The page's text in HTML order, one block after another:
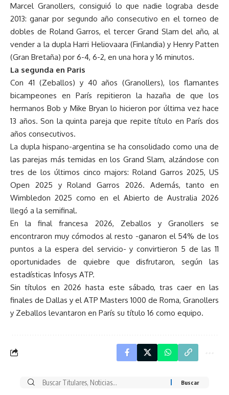
Marcel Granollers, consiguió lo que nadie lograba desde
2013: ganar por segundo año consecutivo en el torneo de
dobles de Roland Garros, el tercer Grand Slam del año, al
vender a la dupla Harri Heliovaara (Finlandia) y Henry Patten
(Gran Bretaña) por 6-4, 6-2, en una hora y 16 minutos.
La segunda en Paris
Con 41 (Zeballos) y 40 años (Granollers), los flamantes
bicampeones en París repitieron la hazaña de que los
hermanos Bob y Mike Bryan lo hicieron por última vez hace
13 años. Son la quinta pareja que repite título en París dos
años consecutivos.
La dupla hispano-argentina se ha consolidado como una de
las parejas más temidas en los Grand Slam, alzándose con
tres de los últimos cinco majors: Roland Garros 2025, US
Open 2025 y Roland Garros 2026. Además, tanto en
Wimbledon 2025 como en el Abierto de Australia 2026
llegó a la semifinal.
En la final francesa 2026, Zeballos y Granollers se
encontraron muy cómodos al resto -ganaron el 54% de los
puntos a la espera del servicio- y convirtieron 5 de las 11
oportunidades de quiebre que disfrutaron, según las
estadísticas Infosys ATP.
Sin títulos en 2026 hasta este sábado, tras caer en las
finales de Dallas y el ATP Masters 1000 de Roma, Granollers
y Zeballos levantaron en París su título 16 como equipo.
Buscar